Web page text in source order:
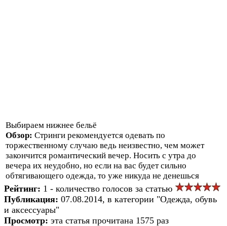
Выбираем нижнее бельё
Обзор: Стринги рекомендуется одевать по
торжественному случаю ведь неизвестно, чем может
закончится романтический вечер. Носить с утра до
вечера их неудобно, но если на вас будет сильно
обтягивающего одежда, то уже никуда не денешься
Рейтинг: 1 - количество голосов за статью
Публикация: 07.08.2014, в категории "Одежда, обувь
и аксессуары"
Просмотр: эта статья прочитана 1575 раз